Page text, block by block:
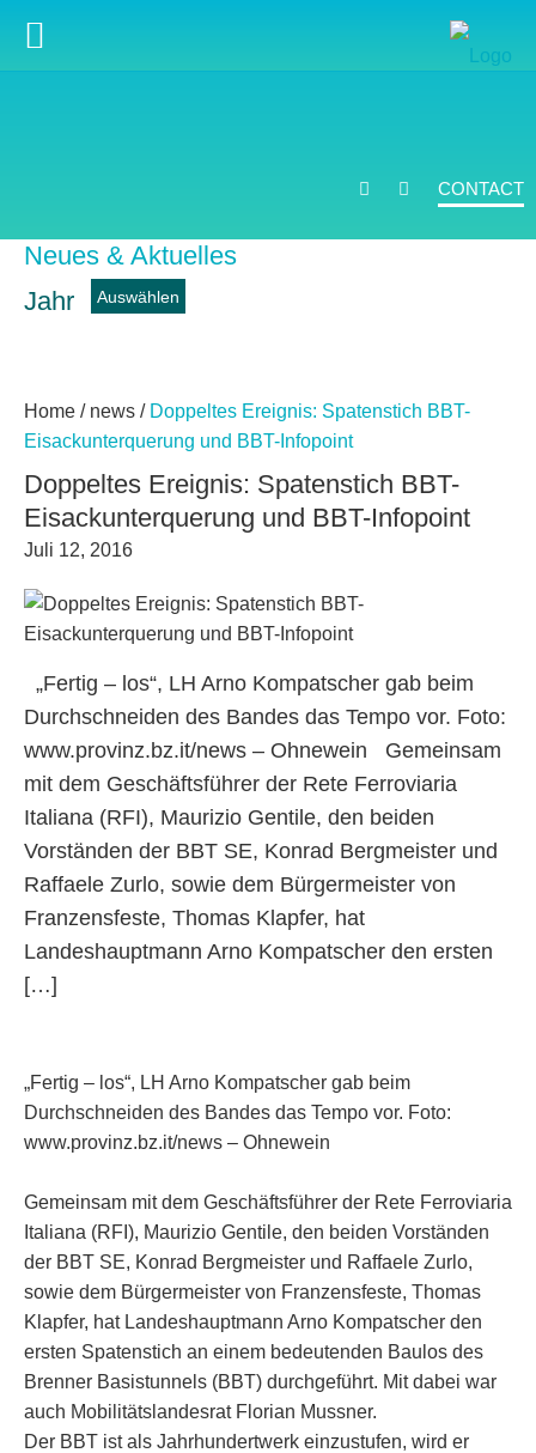
CONTACT
Neues & Aktuelles
Jahr
Home / news / Doppeltes Ereignis: Spatenstich BBT-
Eisackunterquerung und BBT-Infopoint
Doppeltes Ereignis: Spatenstich BBT-
Eisackunterquerung und BBT-Infopoint
Juli 12, 2016
„Fertig – los“, LH Arno Kompatscher gab beim
Durchschneiden des Bandes das Tempo vor. Foto:
www.provinz.bz.it/news – Ohnewein Gemeinsam
mit dem Geschäftsführer der Rete Ferroviaria
Italiana (RFI), Maurizio Gentile, den beiden
Vorständen der BBT SE, Konrad Bergmeister und
Raffaele Zurlo, sowie dem Bürgermeister von
Franzensfeste, Thomas Klapfer, hat
Landeshauptmann Arno Kompatscher den ersten
[…]
„Fertig – los“, LH Arno Kompatscher gab beim
Durchschneiden des Bandes das Tempo vor. Foto:
www.provinz.bz.it/news – Ohnewein
Gemeinsam mit dem Geschäftsführer der Rete Ferroviaria
Italiana (RFI), Maurizio Gentile, den beiden Vorständen
der BBT SE, Konrad Bergmeister und Raffaele Zurlo,
sowie dem Bürgermeister von Franzensfeste, Thomas
Klapfer, hat Landeshauptmann Arno Kompatscher den
ersten Spatenstich an einem bedeutenden Baulos des
Brenner Basistunnels (BBT) durchgeführt. Mit dabei war
auch Mobilitätslandesrat Florian Mussner.
Der BBT ist als Jahrhundertwerk einzustufen, wird er